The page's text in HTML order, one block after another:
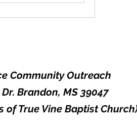
Community Outreach
Dr. Brandon, MS 39047
of True Vine Baptist